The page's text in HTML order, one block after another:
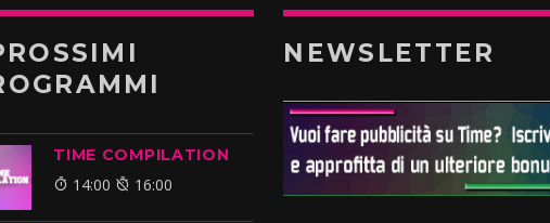
TIME COMPILATION
14:00 16:00
NEWSLETTER